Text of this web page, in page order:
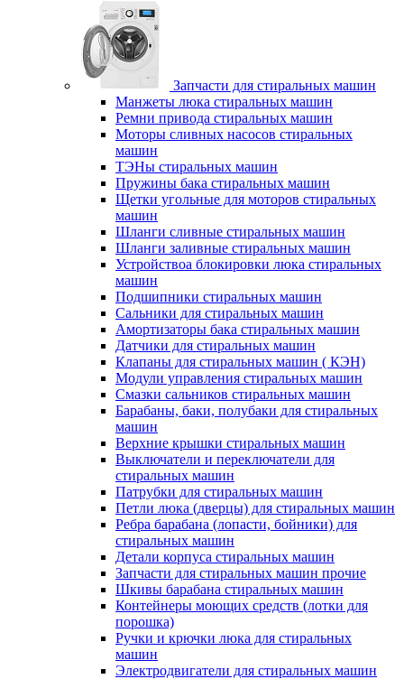
Запчасти для стиральных машин
Манжеты люка стиральных машин
Ремни привода стиральных машин
Моторы сливных насосов стиральных
машин
ТЭНы стиральных машин
Пружины бака стиральных машин
Щетки угольные для моторов стиральных
машин
Шланги сливные стиральных машин
Шланги заливные стиральных машин
Устройствоа блокировки люка стиральных
машин
Подшипники стиральных машин
Сальники для стиральных машин
Амортизаторы бака стиральных машин
Датчики для стиральных машин
Клапаны для стиральных машин ( КЭН)
Модули управления стиральных машин
Смазки сальников стиральных машин
Барабаны, баки, полубаки для стиральных
машин
Верхние крышки стиральных машин
Выключатели и переключатели для
стиральных машин
Патрубки для стиральных машин
Петли люка (дверцы) для стиральных машин
Ребра барабана (лопасти, бойники) для
стиральных машин
Детали корпуса стиральных машин
Запчасти для стиральных машин прочие
Шкивы барабана стиральных машин
Контейнеры моющих средств (лотки для
порошка)
Ручки и крючки люка для стиральных
машин
Электродвигатели для стиральных машин